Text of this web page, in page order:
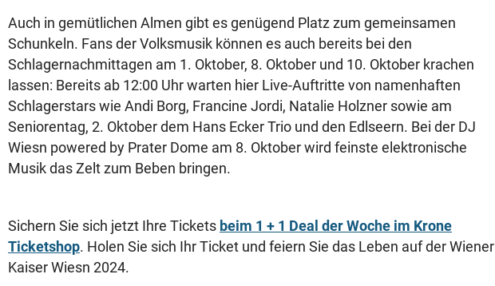
Auch in gemütlichen Almen gibt es genügend Platz zum gemeinsamen
Schunkeln. Fans der Volksmusik können es auch bereits bei den
Schlagernachmittagen am 1. Oktober, 8. Oktober und 10. Oktober krachen
lassen: Bereits ab 12:00 Uhr warten hier Live-Auftritte von namenhaften
Schlagerstars wie Andi Borg, Francine Jordi, Natalie Holzner sowie am
Seniorentag, 2. Oktober dem Hans Ecker Trio und den Edlseern. Bei der DJ
Wiesn powered by Prater Dome am 8. Oktober wird feinste elektronische
Musik das Zelt zum Beben bringen.
Sichern Sie sich jetzt Ihre Tickets beim 1 + 1 Deal der Woche im Krone
Ticketshop. Holen Sie sich Ihr Ticket und feiern Sie das Leben auf der Wiener
Kaiser Wiesn 2024.